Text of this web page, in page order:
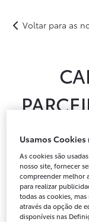
Instalações
Campanha
Voltar para as
O
Usamos Cookies
As cookies são
nosso site, fornecer
compreender melhor
para realizar
todas as cookies,
através da opção de
disponíveis nas